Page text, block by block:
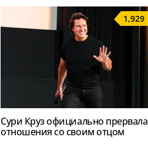
1,929
Сури Круз официально прервала
отношения со своим отцом